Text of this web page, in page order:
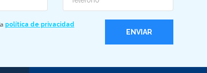
política de privacidad